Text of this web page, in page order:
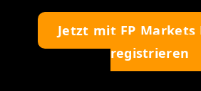
Jetzt mit FP Markets
registrieren